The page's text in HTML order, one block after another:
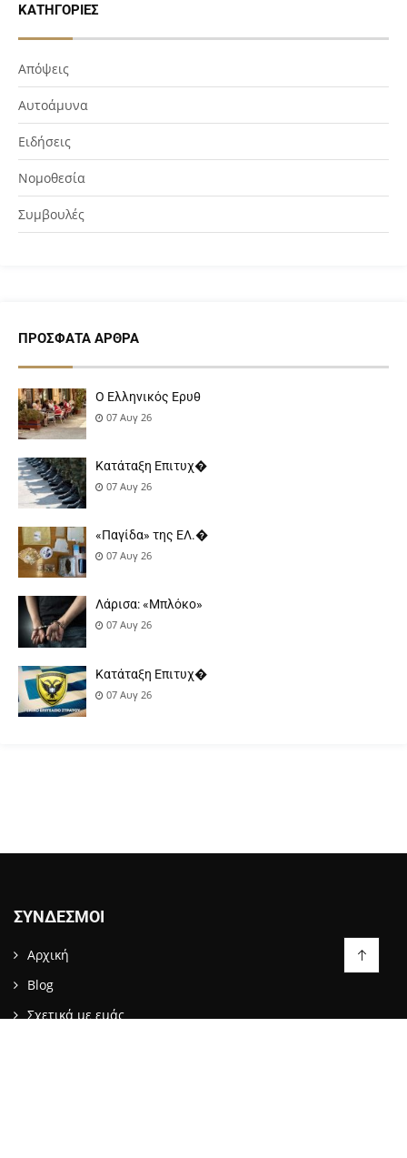
ΚΑΤΗΓΟΡΊΕΣ
Απόψεις
Αυτοάμυνα
Ειδήσεις
Νομοθεσία
Συμβουλές
ΠΡΌΣΦΑΤΑ ΆΡΘΡΑ
Ο Ελληνικός Ερυθ
07 Αυγ 26
Κατάταξη Επιτυχ�
07 Αυγ 26
«Παγίδα» της ΕΛ.�
07 Αυγ 26
Λάρισα: «Μπλόκο»
07 Αυγ 26
Κατάταξη Επιτυχ�
07 Αυγ 26
ΣΎΝΔΕΣΜΟΙ
Αρχική
Blog
Σχετικά με εμάς